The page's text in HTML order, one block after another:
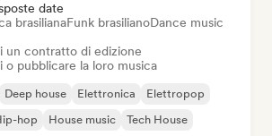
date
brasilianaFunk brasilianoDance music
un contratto di edizione
o pubblicare la loro musica
Deep house Elettronica
Elettropop
hop House music Tech House